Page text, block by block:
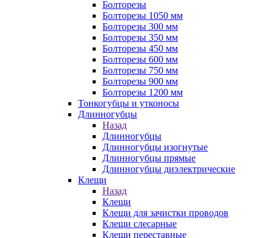
Болторезы
Болторезы 1050 мм
Болторезы 300 мм
Болторезы 350 мм
Болторезы 450 мм
Болторезы 600 мм
Болторезы 750 мм
Болторезы 900 мм
Болторезы 1200 мм
Тонкогубцы и утконосы
Длинногубцы
Назад
Длинногубцы
Длинногубцы изогнутые
Длинногубцы прямые
Длинногубцы диэлектрические
Клещи
Назад
Клещи
Клещи для зачистки проводов
Клещи слесарные
Клещи переставные